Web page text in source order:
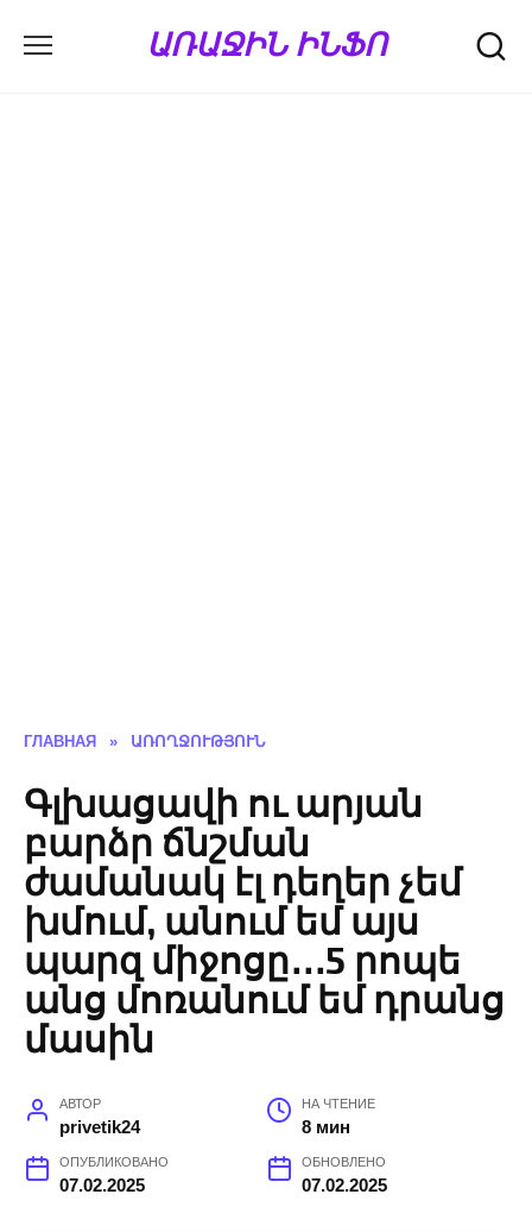
ԱՌԱՋԻՆ ԻՆՖՈ
ГЛАВНАЯ » ԱՌՈՂՋՈՒԹՅՈՒՆ
Գլխացավի ու արյան
բարձր ճնշման
ժամանակ էլ դեղեր չեմ
խմում, անում եմ այս
պարզ միջոցը․․․5 րոպե
անց մոռանում եմ դրանց
մասին
АВТОР
privetik24
НА ЧТЕНИЕ
8 мин
ОПУБЛИКОВАНО
07.02.2025
ОБНОВЛЕНО
07.02.2025